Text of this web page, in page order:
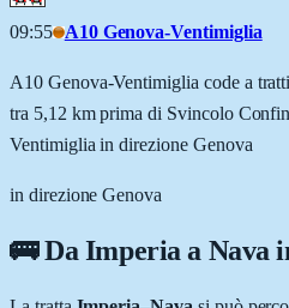
09:55 A10 Genova-Ventimiglia
A10 Genova-Ventimiglia code a
tra 5,12 km prima di Svincolo
Ventimiglia in direzione Genova
in direzione Genova
🚌 DaImperiaa Nava